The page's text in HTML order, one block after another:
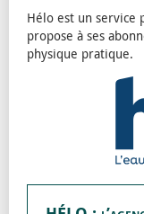
Hélo est un service
propose à ses
physique pratique.